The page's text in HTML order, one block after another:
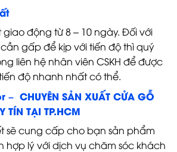
giao động từ 8 – 10 ngày. Đối với
gấp để kịp với tiến độ thì quý
liên hệ nhân viên CSKH để được
độ nhanh nhất có thể.
– CHUYÊN SẢN XUẤT CỬA GỖ
TÍN TẠI TP.HCM
sẽ cung cấp cho bạn sản phẩm
hợp lý với dịch vụ chăm sóc khách